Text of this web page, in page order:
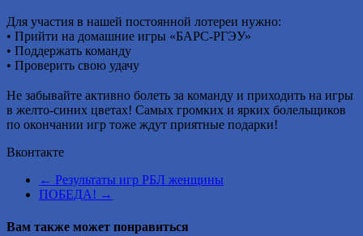
Для участия в нашей постоянной лотереи нужно:
• Прийти на домашние игры «БАРС-РГЭУ»
• Поддержать команду
• Проверить свою удачу
Не забывайте активно болеть за команду и приходить на игры
в желто-синих цветах! Самых громких и ярких болельщиков
по окончании игр тоже ждут приятные подарки!
Вконтакте
← Результаты игр РБЛ женщины
ПОБЕДА! →
Вам также может понравиться